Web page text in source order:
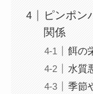
ピンポン
関係
餌の
水質
季節